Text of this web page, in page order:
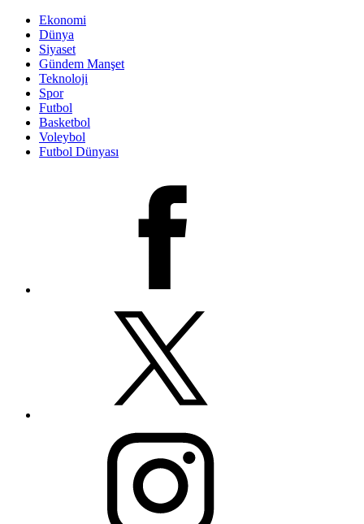
Ekonomi
Dünya
Siyaset
Gündem Manşet
Teknoloji
Spor
Futbol
Basketbol
Voleybol
Futbol Dünyası